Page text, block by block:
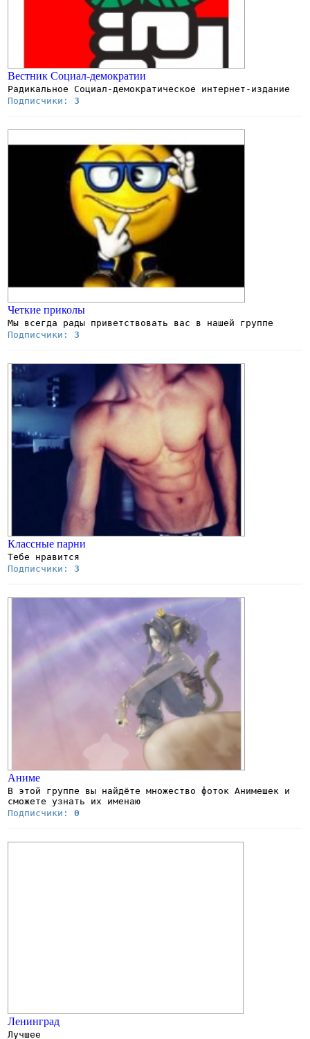
Вестник Социал-демократии
Радикальное Социал-демократическое интернет-издание
Подписчики: 3
Четкие приколы
Мы всегда рады приветствовать вас в нашей группе
Подписчики: 3
Классные парни
Тебе нравится
Подписчики: 3
Аниме
В этой группе вы найдёте множество фоток Анимешек и
сможете узнать их именаю
Подписчики: 0
Ленинград
Лучшее